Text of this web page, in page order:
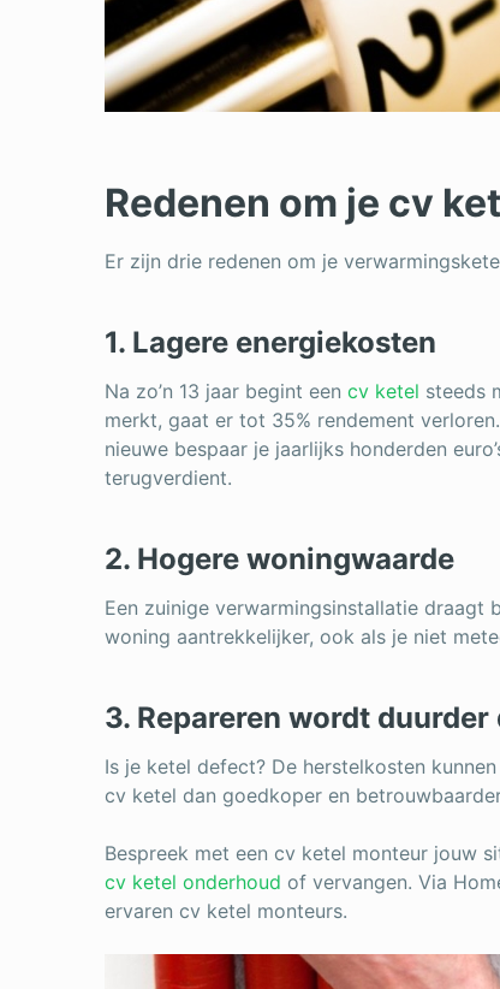
Redenen om je cv
Er zijn drie redenen om je
1. Lagere energiekosten
Na zo’n 13 jaar begint een cv ketel steeds
merkt, gaat er tot 35% rendement
nieuwe bespaar je jaarlijks honderden
terugverdient.
2. Hogere woningwaarde
Een zuinige verwarmingsinstallatie draagt
woning aantrekkelijker, ook als je niet
3. Repareren wordt
Is je ketel defect? De herstelkosten
cv ketel dan goedkoper en
Bespreek met een cv ketel monteur jouw
cv ketel onderhoud of vervangen. Via
ervaren cv ketel monteurs.